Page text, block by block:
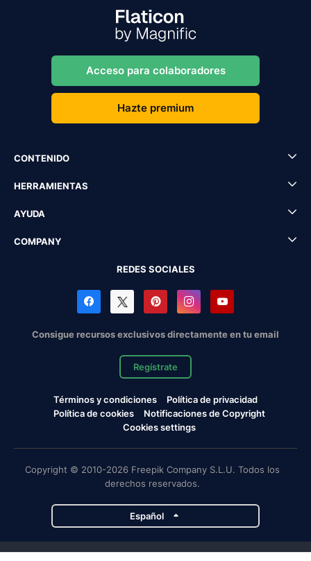
Acceso para colaboradores
Hazte premium
CONTENIDO
HERRAMIENTAS
AYUDA
COMPANY
REDES SOCIALES
Consigue recursos exclusivos directamente en tu email
Regístrate
Términos y condiciones
Política de privacidad
Política de cookies
Notificaciones de Copyright
Cookies settings
Copyright © 2010-2026 Freepik Company S.L.U. Todos los
derechos reservados.
Español